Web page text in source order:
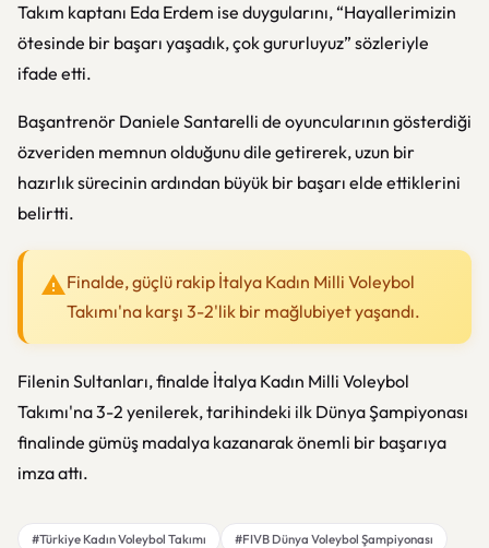
Takım kaptanı Eda Erdem ise duygularını, “Hayallerimizin
ötesinde bir başarı yaşadık, çok gururluyuz” sözleriyle
ifade etti.
Başantrenör Daniele Santarelli de oyuncularının gösterdiği
özveriden memnun olduğunu dile getirerek, uzun bir
hazırlık sürecinin ardından büyük bir başarı elde ettiklerini
belirtti.
Finalde, güçlü rakip İtalya Kadın Milli Voleybol
Takımı'na karşı 3-2'lik bir mağlubiyet yaşandı.
Filenin Sultanları, finalde İtalya Kadın Milli Voleybol
Takımı'na 3-2 yenilerek, tarihindeki ilk Dünya Şampiyonası
finalinde gümüş madalya kazanarak önemli bir başarıya
imza attı.
#Türkiye Kadın Voleybol Takımı
#FIVB Dünya Voleybol Şampiyonası